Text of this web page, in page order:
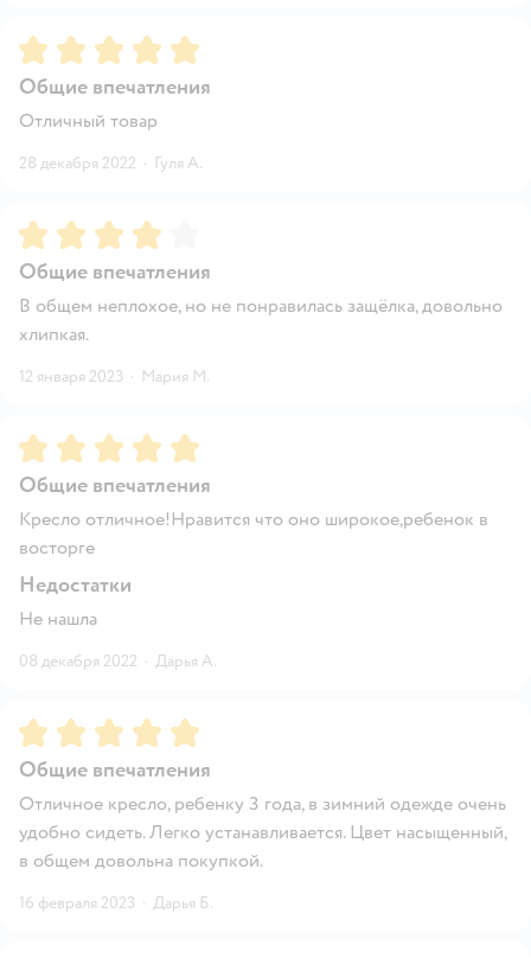
Рейтинг:5
Общие впечатления
Отличный товар
28 декабря 2022 · Гуля А.
Рейтинг:4
Общие впечатления
В общем неплохое, но не понравилась защёлка, довольно
хлипкая.
12 января 2023 · Мария М.
Рейтинг:5
Общие впечатления
Кресло отличное!Нравится что оно широкое,ребенок в
восторге
Недостатки
Не нашла
08 декабря 2022 · Дарья А.
Рейтинг:5
Общие впечатления
Отличное кресло, ребенку 3 года, в зимний одежде очень
удобно сидеть. Легко устанавливается. Цвет насыщенный,
в общем довольна покупкой.
16 февраля 2023 · Дарья Б.